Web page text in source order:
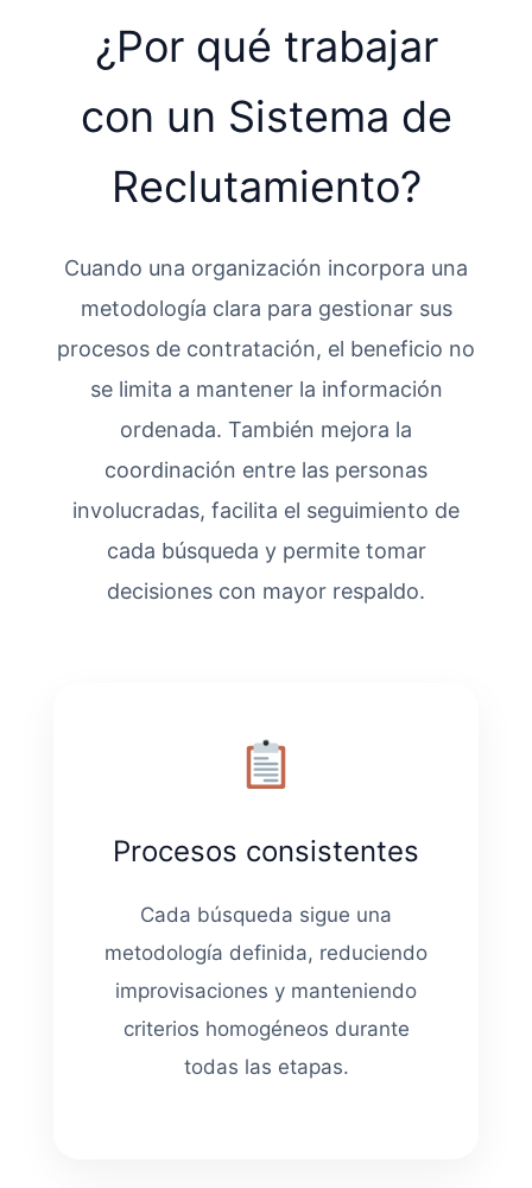
¿Por qué trabajar
con un Sistema de
Reclutamiento?
Cuando una organización incorpora una
metodología clara para gestionar sus
procesos de contratación, el beneficio no
se limita a mantener la información
ordenada. También mejora la
coordinación entre las personas
involucradas, facilita el seguimiento de
cada búsqueda y permite tomar
decisiones con mayor respaldo.
Procesos consistentes
Cada búsqueda sigue una
metodología definida, reduciendo
improvisaciones y manteniendo
criterios homogéneos durante
todas las etapas.